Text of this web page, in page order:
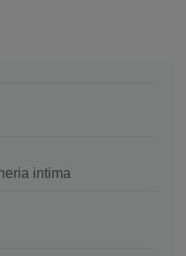
intima